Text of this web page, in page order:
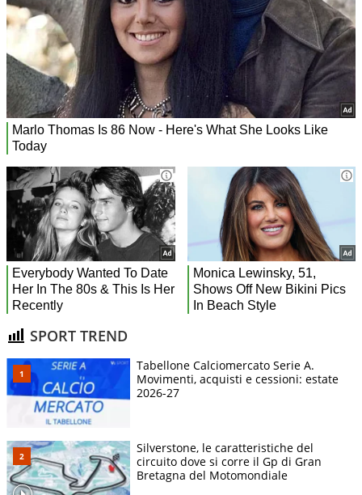
SPORT TREND
Tabellone Calciomercato Serie A.
Movimenti, acquisti e cessioni: estate
2026-27
Silverstone, le caratteristiche del
circuito dove si corre il Gp di Gran
Bretagna del Motomondiale